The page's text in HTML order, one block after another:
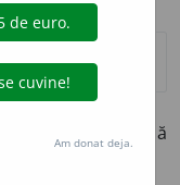
aduse de după
Am donat deja.